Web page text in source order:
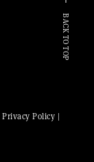
Privacy Policy |
BACK TO TOP